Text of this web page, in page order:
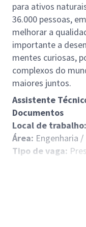
para ativos
36.000 pessoas,
melhorar a
importante a
mentes curiosas,
complexos do
maiores juntos.
Assistente
Documentos
Local de trabalho:
Área: Engenharia
Tipo de vaga: